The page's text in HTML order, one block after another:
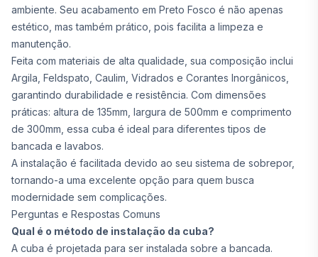
ambiente. Seu acabamento em Preto Fosco é não apenas
estético, mas também prático, pois facilita a limpeza e
manutenção.
Feita com materiais de alta qualidade, sua composição inclui
Argila, Feldspato, Caulim, Vidrados e Corantes Inorgânicos,
garantindo durabilidade e resistência. Com dimensões
práticas: altura de 135mm, largura de 500mm e comprimento
de 300mm, essa cuba é ideal para diferentes tipos de
bancada e lavabos.
A instalação é facilitada devido ao seu sistema de sobrepor,
tornando-a uma excelente opção para quem busca
modernidade sem complicações.
Perguntas e Respostas Comuns
Qual é o método de instalação da cuba?
A cuba é projetada para ser instalada sobre a bancada.